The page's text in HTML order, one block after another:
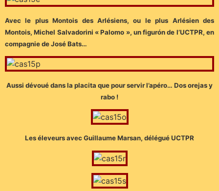
Avec le plus Montois des Arlésiens, ou le plus Arlésien des
Montois, Michel Salvadorini « Palomo », un figurón de l’UCTPR, en
compagnie de José Bats…
Aussi dévoué dans la placita que pour servir l’apéro… Dos orejas y
rabo !
Les éleveurs avec Guillaume Marsan, délégué UCTPR